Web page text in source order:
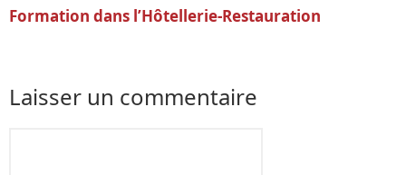
Formation dans l’Hôtellerie-Restauration
Laisser un commentaire